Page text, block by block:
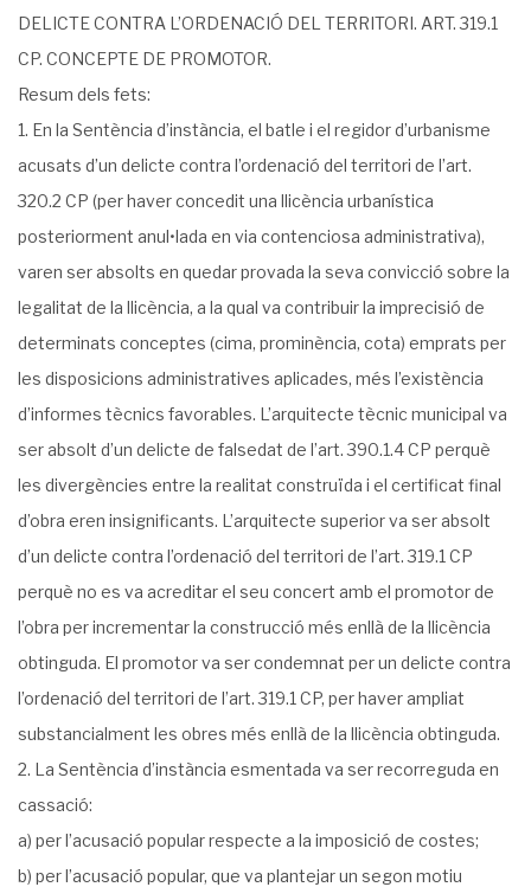
DELICTE CONTRA L’ORDENACIÓ DEL TERRITORI. ART. 319.1
CP. CONCEPTE DE PROMOTOR.
Resum dels fets:
1. En la Sentència d’instància, el batle i el regidor d’urbanisme
acusats d’un delicte contra l’ordenació del territori de l’art.
320.2 CP (per haver concedit una llicència urbanística
posteriorment anul•lada en via contenciosa administrativa),
varen ser absolts en quedar provada la seva convicció sobre la
legalitat de la llicència, a la qual va contribuir la imprecisió de
determinats conceptes (cima, prominència, cota) emprats per
les disposicions administratives aplicades, més l’existència
d’informes tècnics favorables. L’arquitecte tècnic municipal va
ser absolt d’un delicte de falsedat de l’art. 390.1.4 CP perquè
les divergències entre la realitat construïda i el certificat final
d’obra eren insignificants. L’arquitecte superior va ser absolt
d’un delicte contra l’ordenació del territori de l’art. 319.1 CP
perquè no es va acreditar el seu concert amb el promotor de
l’obra per incrementar la construcció més enllà de la llicència
obtinguda. El promotor va ser condemnat per un delicte contra
l’ordenació del territori de l’art. 319.1 CP, per haver ampliat
substancialment les obres més enllà de la llicència obtinguda.
2. La Sentència d’instància esmentada va ser recorreguda en
cassació:
a) per l’acusació popular respecte a la imposició de costes;
b) per l’acusació popular, que va plantejar un segon motiu